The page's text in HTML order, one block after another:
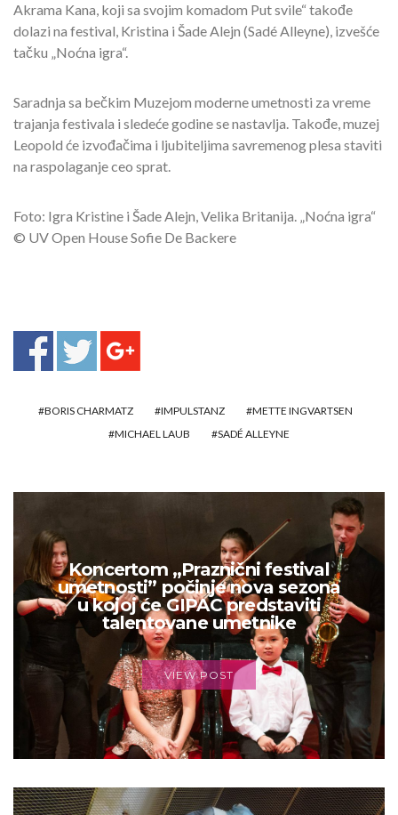
Akrama Kana, koji sa svojim komadom Put svile“ takođe
dolazi na festival, Kristina i Šade Alejn (Sadé Alleyne), izvešće
tačku „Noćna igra“.
Saradnja sa bečkim Muzejom moderne umetnosti za vreme
trajanja festivala i sledeće godine se nastavlja. Takođe, muzej
Leopold će izvođačima i ljubiteljima savremenog plesa staviti
na raspolaganje ceo sprat.
Foto: Igra Kristine i Šade Alejn, Velika Britanija. „Noćna igra“
© UV Open House Sofie De Backere
BORIS CHARMATZ IMPULSTANZ
METTE INGVARTSEN
MICHAEL LAUB
SADÉ ALLEYNE
Koncertom „Praznični festival
umetnosti” počinje nova sezona
u kojoj će GIPAC predstaviti
talentovane umetnike
VIEW POST